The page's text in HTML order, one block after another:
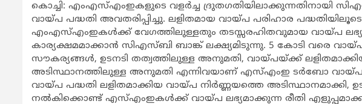
കൊച്ചി: എംഎസ്എംഇകളുടെ വളര്‍ച്ച ദ്രുതഗതിയിലാക്കുന്നതിനായി
വായ്പ പദ്ധതി അവതരിപ്പിച്ചു. ലളിതമായ വായ്പ പരിഹാര
എംഎസ്എംഇകള്‍ക്ക് വേഗത്തിലുള്ളതും തടസ്സരഹിതവുമായ വായ്പ
കാര്യക്ഷമമാക്കാന്‍ സിഎസ്ബി ബാങ്ക് ലക്ഷ്യമിടുന്നു. 5 കോടി വരെ
സൗകര്യങ്ങള്‍, ഉടനടി തത്വത്തിലുള്ള അനുമതി, വായ്പയ്ക്ക്
അടിസ്ഥാനത്തിലുള്ള അനുമതി എന്നിവയാണ് എസ്എംഇ ടര്‍ബോ
വായ്പ പദ്ധതി ലളിതമാക്കിയ വായ്പ നിര്‍ണ്ണയത്തെ അടിസ്ഥാനമാക്കി,
നല്‍കിക്കൊണ്ട് എസ്എംഇകള്‍ക്ക് വായ്പ ലഭ്യമാക്കുന്ന രീതി